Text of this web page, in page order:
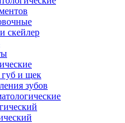
скейлер
губ и щек
зубов